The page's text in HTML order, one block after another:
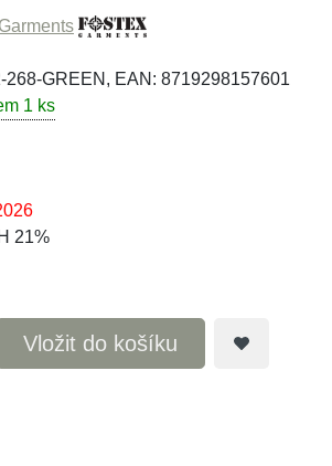
268-GREEN, EAN: 8719298157601
1 ks
21%
Vložit do košíku